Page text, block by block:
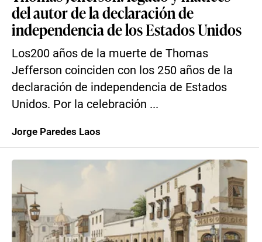
del autor de la declaración de
independencia de los Estados Unidos
Los200 años de la muerte de Thomas
Jefferson coinciden con los 250 años de la
declaración de independencia de Estados
Unidos. Por la celebración ...
Jorge Paredes Laos